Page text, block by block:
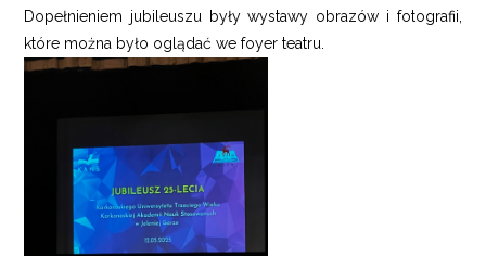
Dopełnieniem jubileuszu były wystawy obrazów i fotografii,
które można było oglądać we foyer teatru.